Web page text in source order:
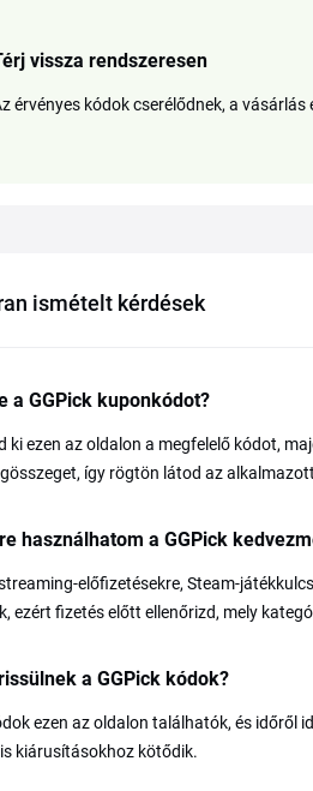
vissza rendszeresen
érvényes kódok cserélődnek, a
ismételt kérdések
a GGPick kuponkódot?
ki ezen az oldalon a megfelelő kódot,
így rögtön látod az
használhatom a GGPick
előfizetésekre, Steam-
ezért fizetés előtt ellenőrizd, mely
a GGPick kódok?
ezen az oldalon találhatók, és időről
kiárusításokhoz kötődik.